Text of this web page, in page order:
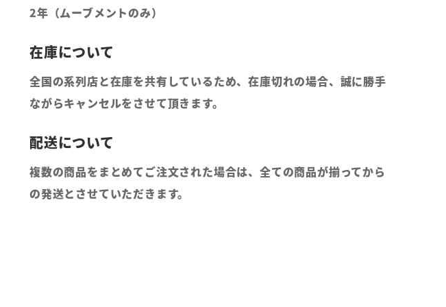
2年（ムーブメントのみ）
全国の系列店と在庫を共有しているため、在庫切れの場合、誠に勝手
ながらキャンセルをさせて頂きます。
複数の商品をまとめてご注文された場合は、全ての商品が揃ってから
の発送とさせていただきます。